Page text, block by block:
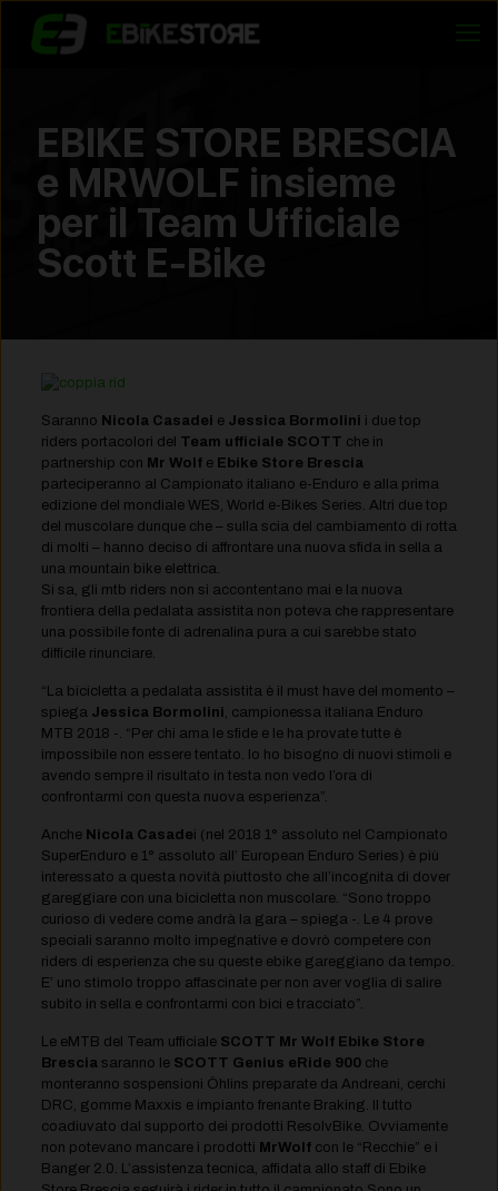
EBIKE STORE BRESCIA
e MRWOLF insieme
per il Team Ufficiale
Scott E-Bike
Saranno Nicola Casadei e Jessica Bormolini
i due top
riders portacolori del Team ufficiale SCOTT che in
partnership con Mr Wolfe Ebike Store Brescia
parteciperanno al Campionato italiano e-Enduro e alla prima
edizione del mondiale WES, World e-Bikes Series. Altri due top
del muscolare dunque che – sulla scia del cambiamento di rotta
di molti – hanno deciso di affrontare una nuova sfida in sella a
una mountain bike elettrica.
Si sa, gli mtb riders non si accontentano mai e la nuova
frontiera della pedalata assistita non poteva che rappresentare
una possibile fonte di adrenalina pura a cui sarebbe stato
difficile rinunciare.
“La bicicletta a pedalata assistita è il must have del momento –
spiega Jessica Bormolini , campionessa italiana Enduro
MTB 2018 -. “Per chi ama le sfide e le ha provate tutte è
impossibile non essere tentato. Io ho bisogno di nuovi stimoli e
avendo sempre il risultato in testa non vedo l’ora di
confrontarmi con questa nuova esperienza”.
Anche Nicola Casadei (nel 2018 1° assoluto nel Campionato
SuperEnduro e 1° assoluto all’ European Enduro Series) è più
interessato a questa novità piuttosto che all’incognita di dover
gareggiare con una bicicletta non muscolare. “Sono troppo
curioso di vedere come andrà la gara – spiega -. Le 4 prove
speciali saranno molto impegnative e dovrò competere con
riders di esperienza che su queste ebike gareggiano da tempo.
E’ uno stimolo troppo affascinate per non aver voglia di salire
subito in sella e confrontarmi con bici e tracciato”.
Le eMTB del Team ufficialeSCOTT Mr Wolf Ebike Store
Bresciasaranno le SCOTT Genius eRide 900che
monteranno sospensioni Öhlins preparate da Andreani, cerchi
DRC, gomme Maxxis e impianto frenante Braking. Il tutto
coadiuvato dal supporto dei prodotti ResolvBike. Ovviamente
non potevano mancare i prodotti MrWolfcon le “Recchie” e i
Banger 2.0. L’assistenza tecnica, affidata allo staff di Ebike